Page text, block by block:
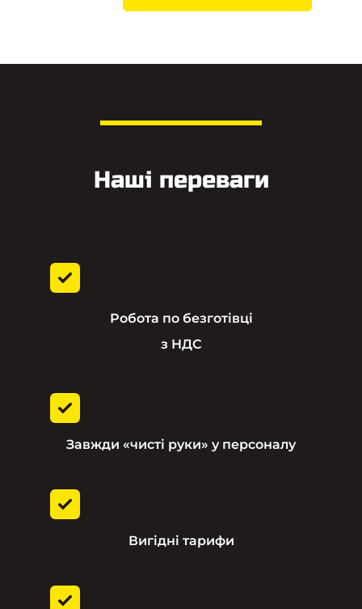
Наші переваги
Робота по безготівці
з НДС
Завжди «чисті руки» у персоналу
Вигідні тарифи